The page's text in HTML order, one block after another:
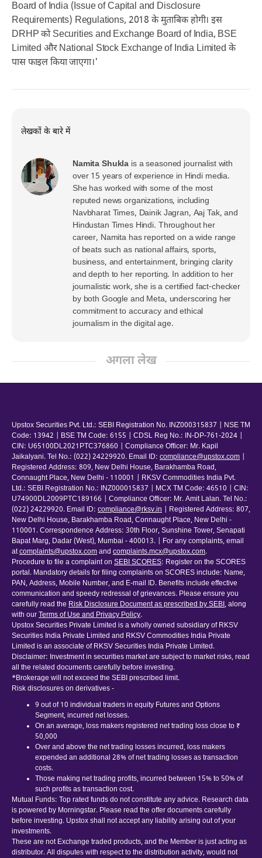
Board of India (Issue of Capital and Disclosure
Requirements) Regulations, 2018 के मुताबिक होगी। इस
DRHP को Securities and Exchange Board of India, BSE
Limited और National Stock Exchange of India Limited के
पास फाइल किया जाएगा।'
लेखकों के बारे में
Namita Shukla is a seasoned journalist with
over 15 years of experience in Hindi media.
She has worked with some of the most
reputed news organizations, including
Navbharat Times, Dainik Jagran, Aaj Tak, and
Hindustan Times Hindi. Throughout her
career, Namita has reported on a wide range
of beats such as national affairs, sports,
business, and entertainment, bringing clarity
and depth to her reporting. In addition to her
journalistic work, she is a certified fact-checker
by both Google and Meta, underscoring her
commitment to accuracy and ethical
journalism in the digital age.
अगला लेख
Upstox Securities Pvt. Ltd.: SEBI Registration No. INZ000315837 | NSE TM
Code: 13942 | BSE TM Code: 6155 | CDSL Reg No.: IN-DP-761-2024 |
CIN: U65100DL2021PTC376860 | Compliance Officer: Mr. Kapil
Jaikalyani. Tel No.: (022) 24229920. Email ID: compliance@upstox.com
Registered Address: 809, New Delhi House, Barakhamba Road,
Connaught Place, New Delhi - 110001 | RKSV Commodities India Pvt.
Ltd.: SEBI Registration No.: INZ000015837 | MCX TM Code: 46510 | CIN:
U74900DL2009PTC189166 | Compliance Officer: Mr. Amit Lalan. Tel No.:
(022) 24229920. Email ID: compliance@rksv.in
| Registered Address: 807,
New Delhi House, Barakhamba Road, Connaught Place, New Delhi -
110001. Correspondence Address: 30th Floor, Sunshine Tower, Senapati
Bapat Marg, Dadar (West), Mumbai - 400013. | For any complaints, email
atcomplaints@upstox.comand complaints.mcx@upstox.com.
Procedure to file a complaint on SEBI SCORES: Register on the SCORES
portal. Mandatory details for filing complaints on SCORES include: Name,
PAN, Address, Mobile Number, and E-mail ID. Benefits include effective
communication and speedy redressal of grievances. Please ensure you
carefully read the Risk Disclosure Document as prescribed by SEBI, along
with ourTerms of Use and Privacy Policy.
Upstox Securities Private Limited is a wholly owned subsidiary of RKSV
Securities India Private Limited and RKSV Commodities India Private
Limited is an associate of RKSV Securities India Private Limited.
Disclaimer: Investment in securities market are subject to market risks, read
all the related documents carefully before investing.
*Brokerage will not exceed the SEBI prescribed limit.
Risk disclosures on derivatives -
9 out of 10 individual traders in equity Futures and Options
Segment, incurred net losses.
On an average, loss makers registered net trading loss close to ₹
50,000
Over and above the net trading losses incurred, loss makers
expended an additional 28% of net trading losses as transaction
costs.
Those making net trading profits, incurred between 15% to 50% of
such profits as transaction cost.
Mutual Funds: Top rated funds do not constitute any advice. Research data
is powered by Morningstar. Please read the offer documents carefully
before investing. Upstox shall not accept any liability arising out of your
investments.
These are not Exchange traded products, and the Member is just acting as
distributor. All disputes with respect to the distribution activity, would not